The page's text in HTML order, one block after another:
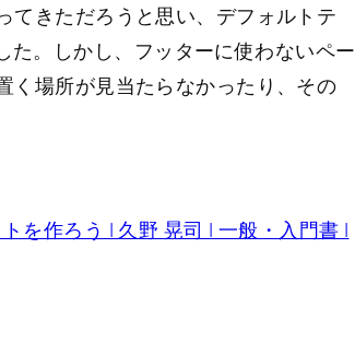
てきただろうと思い、デフォルトテ
。しかし、フッターに使わないペー
く場所が見当たらなかったり、その
を作ろう | 久野 晃司 | 一般・入門書 |